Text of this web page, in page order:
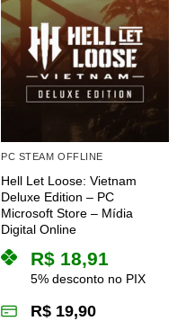
PC STEAM OFFLINE
Hell Let Loose: Vietnam
Deluxe Edition – PC
Microsoft Store – Mídia
Digital Online
R$ 18,91
5% desconto no PIX
R$ 19,90